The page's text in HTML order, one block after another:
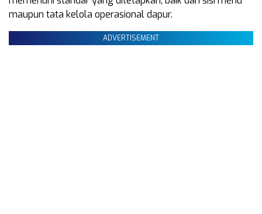
maupun tata kelola operasional dapur.
ADVERTISEMENT